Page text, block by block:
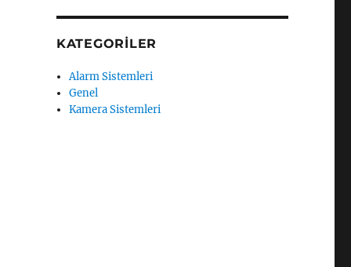
KATEGORILER
Alarm Sistemleri
Genel
Kamera Sistemleri